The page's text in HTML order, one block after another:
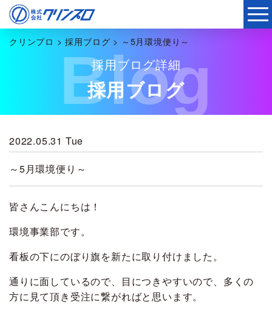
Blog
クリンプロ >採用ブログ> ～5月環境便り～
採用ブログ詳細
採用ブログ
2022.05.31 Tue
～5月環境便り～
皆さんこんにちは！
環境事業部です。
看板の下にのぼり旗を新たに取り付けました。
通りに面しているので、目につきやすいので、多くの
方に見て頂き受注に繋がればと思います。